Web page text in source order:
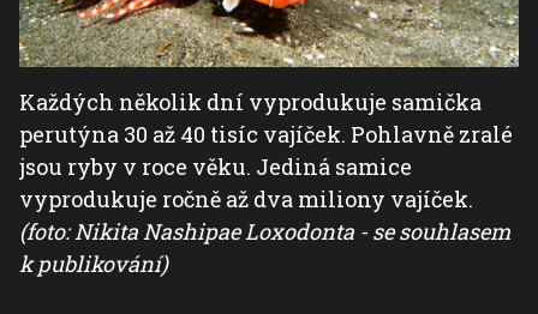
Každých několik dní vyprodukuje samička
perutýna 30 až 40 tisíc vajíček. Pohlavně zralé
jsou ryby v roce věku. Jediná samice
vyprodukuje ročně až dva miliony vajíček.
(foto: Nikita Nashipae Loxodonta - se souhlasem
k publikování)